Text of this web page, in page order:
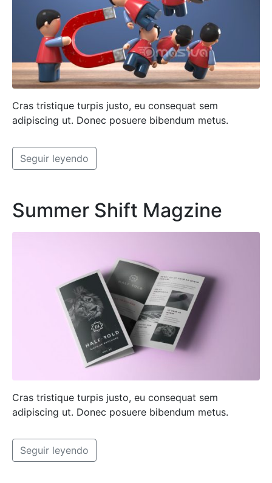
Cras tristique turpis justo, eu consequat sem
adipiscing ut. Donec posuere bibendum metus.
Seguir leyendo
Summer Shift Magzine
Cras tristique turpis justo, eu consequat sem
adipiscing ut. Donec posuere bibendum metus.
Seguir leyendo